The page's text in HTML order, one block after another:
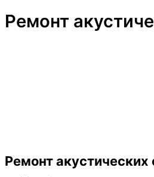
Ремонт
Ремонт акустических